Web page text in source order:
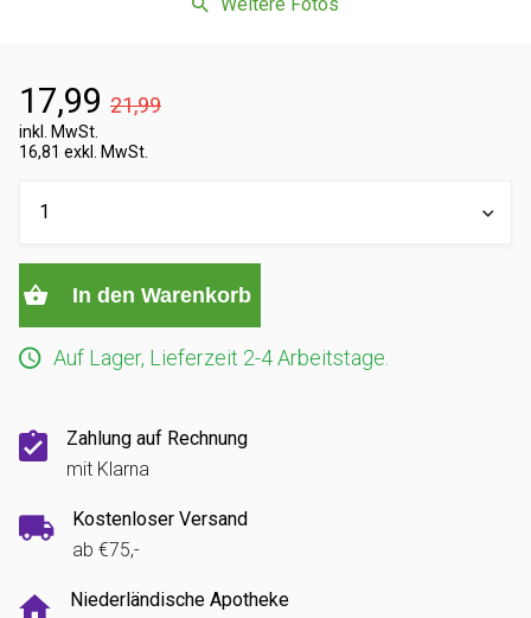
Weitere Fotos
17,99 21,99
inkl. MwSt.
16,81 exkl. MwSt.
In den Warenkorb
Auf Lager, Lieferzeit 2-4 Arbeitstage.
Zahlung auf Rechnung
mit Klarna
Kostenloser Versand
ab €75,-
Niederländische Apotheke